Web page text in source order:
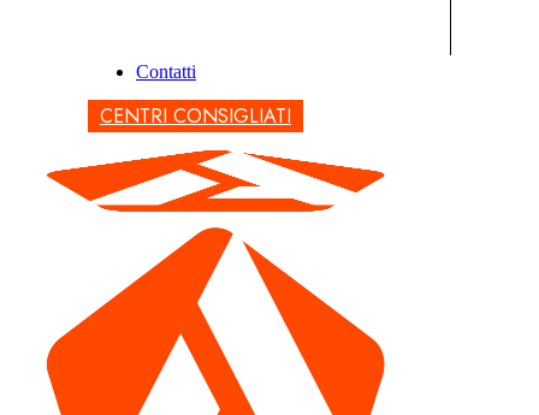
Contatti
CENTRI CONSIGLIATI